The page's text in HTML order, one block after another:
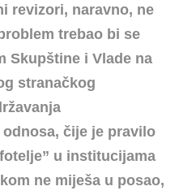
revizori, naravno, ne
trebao bi se
Skupštine i Vlade na
stranačkog
čije je pravilo
u institucijama
ne miješa u posao,